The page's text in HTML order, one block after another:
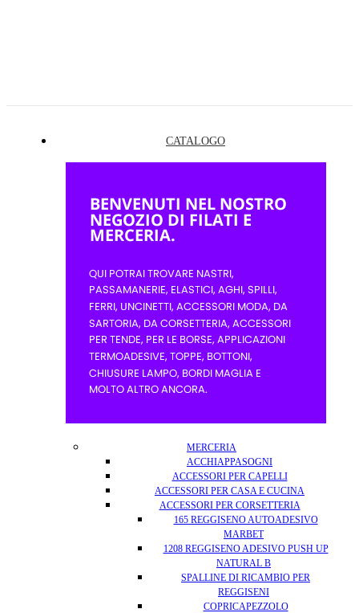
CATALOGO
MERCERIA
ACCHIAPPASOGNI
ACCESSORI PER CAPELLI
ACCESSORI PER CASA E CUCINA
ACCESSORI PER CORSETTERIA
165 REGGISENO AUTOADESIVO
MARBET
1208 REGGISENO ADESIVO PUSH UP
NATURAL B
SPALLINE DI RICAMBIO PER
REGGISENI
COPRICAPEZZOLO